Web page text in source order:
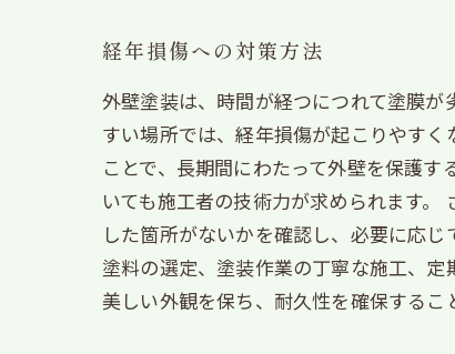
経年損傷への対策方法
外壁塗装は、時間が経つにつれて塗膜
すい場所では、経年損傷が起こりやす
ことで、長期間にわたって外壁を保護
いても施工者の技術力が求められます
した箇所がないかを確認し、必要に応
塗料の選定、塗装作業の丁寧な施工、
美しい外観を保ち、耐久性を確保するこ